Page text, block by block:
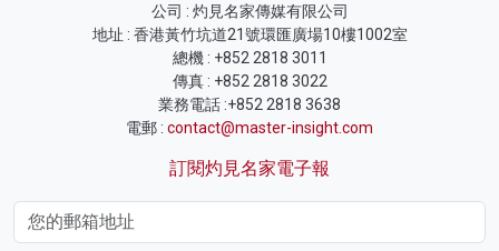
公司 : 灼見名家傳媒有限公司
地址 : 香港黃竹坑道21號環匯廣場10樓1002室
總機 : +852 2818 3011
傳真 : +852 2818 3022
業務電話 :+852 2818 3638
電郵 : contact@master-insight.com
訂閱灼見名家電子報